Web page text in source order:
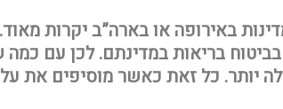
באירופה או בארה”ב יקרות
בריאות במדינתם. לכן עם
יותר. כל זאת כאשר מוסיפים את